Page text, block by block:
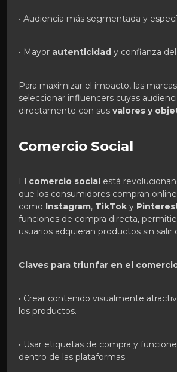
• Audiencia más segmentada y
• Mayor autenticidady confianza del
Para maximizar el impacto, las
seleccionar influencers cuyas
directamente con sus valores y
Comercio Social
El comercio socialestá
que los consumidores compran
como Instagram, TikToky
funciones de compra directa,
usuarios adquieran productos sin salir
Claves para triunfar en el
• Crear contenido visualmente
los productos.
• Usar etiquetas de compra y
dentro de las plataformas.